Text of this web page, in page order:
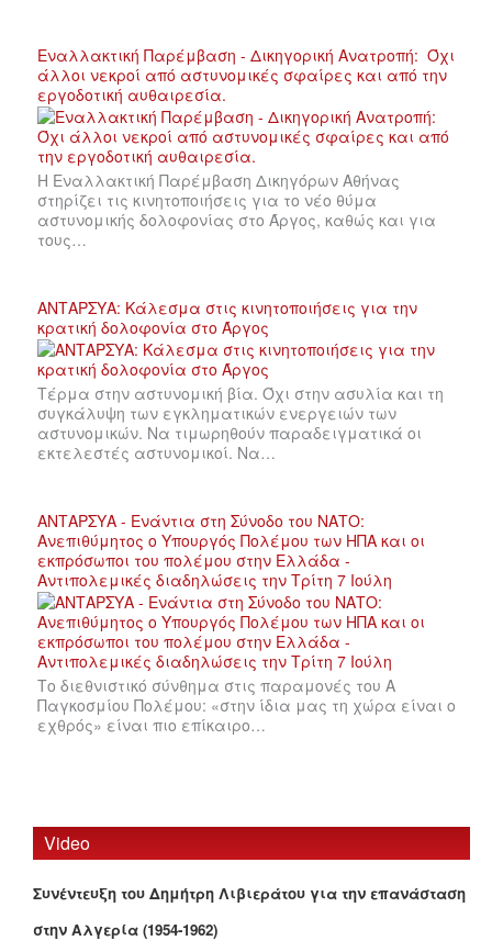
Εναλλακτική Παρέμβαση - Δικηγορική Ανατροπή: Όχι
άλλοι νεκροί από αστυνομικές σφαίρες και από την
εργοδοτική αυθαιρεσία.
Η Εναλλακτική Παρέμβαση Δικηγόρων Αθήνας
στηρίζει τις κινητοποιήσεις για το νέο θύμα
αστυνομικής δολοφονίας στο Άργος, καθώς και για
τους…
ΑΝΤΑΡΣΥΑ: Κάλεσμα στις κινητοποιήσεις για την
κρατική δολοφονία στο Άργος
Τέρμα στην αστυνομική βία. Όχι στην ασυλία και τη
συγκάλυψη των εγκληματικών ενεργειών των
αστυνομικών. Να τιμωρηθούν παραδειγματικά οι
εκτελεστές αστυνομικοί. Να…
ΑΝΤΑΡΣΥΑ - Ενάντια στη Σύνοδο του ΝΑΤΟ:
Ανεπιθύμητος ο Υπουργός Πολέμου των ΗΠΑ και οι
εκπρόσωποι του πολέμου στην Ελλάδα -
Αντιπολεμικές διαδηλώσεις την Τρίτη 7 Ιούλη
Το διεθνιστικό σύνθημα στις παραμονές του Α
Παγκοσμίου Πολέμου: «στην ίδια μας τη χώρα είναι ο
εχθρός» είναι πιο επίκαιρο…
Video
Συνέντευξη του Δημήτρη Λιβιεράτου για την επανάσταση
στην Αλγερία (1954-1962)